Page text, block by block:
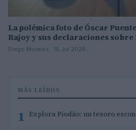
La polémica foto de Óscar
Rajoy y sus declaraciones
Diego Morales · 15 Jul 2026
MÁS LEÍDOS
1 Explora Piodão: un tesoro